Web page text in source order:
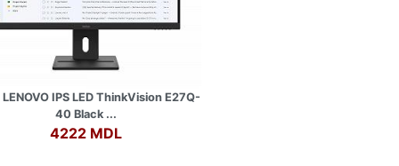
LENOVO IPS LED ThinkVision E27Q-
40 Black ...
4222 MDL